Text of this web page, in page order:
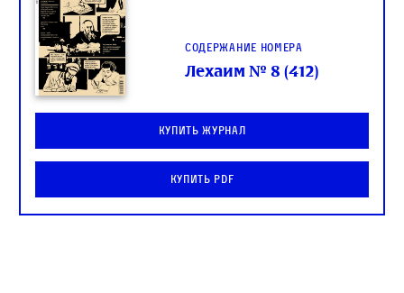
Содержание номера
Лехаим № 8 (412)
Купить журнал
Купить PDF